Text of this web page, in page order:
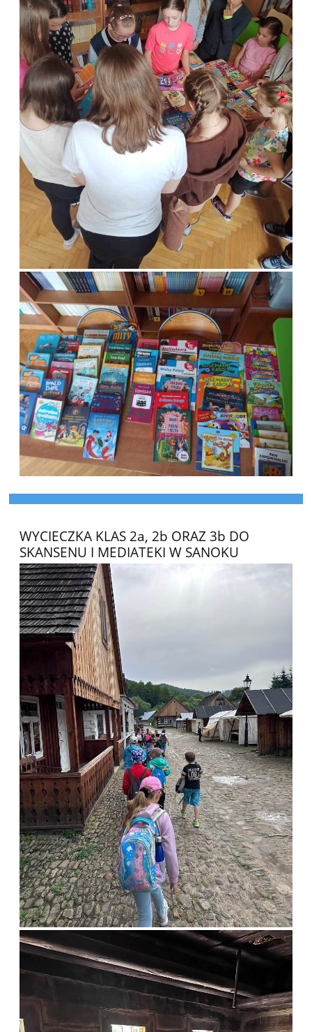
WYCIECZKA KLAS 2a, 2b ORAZ 3b DO
SKANSENU I MEDIATEKI W SANOKU